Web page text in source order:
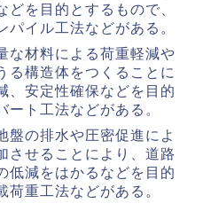
どを目的とするもので、
パイル工法などがある。
な材料による荷重軽減や
る構造体をつくることに
、安定性確保などを目的
ート工法などがある。
盤の排水や圧密促進によ
させることにより、道路
低減をはかるなどを目的
荷重工法などがある。